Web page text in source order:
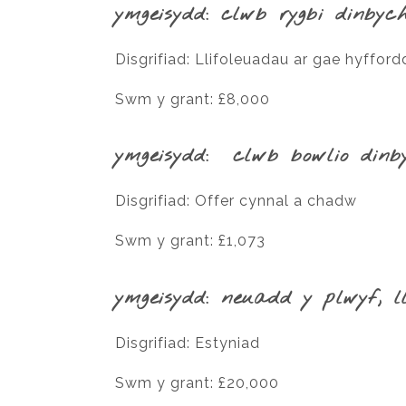
ymgeisydd: clwb rygbi
Disgrifiad: Llifoleuadau ar gae
Swm y grant: £8,000
ymgeisydd: clwb bowlio
Disgrifiad: Offer cynnal a chadw
Swm y grant: £1,073
ymgeisydd: neuadd y plwyf,
Disgrifiad: Estyniad
Swm y grant: £20,000